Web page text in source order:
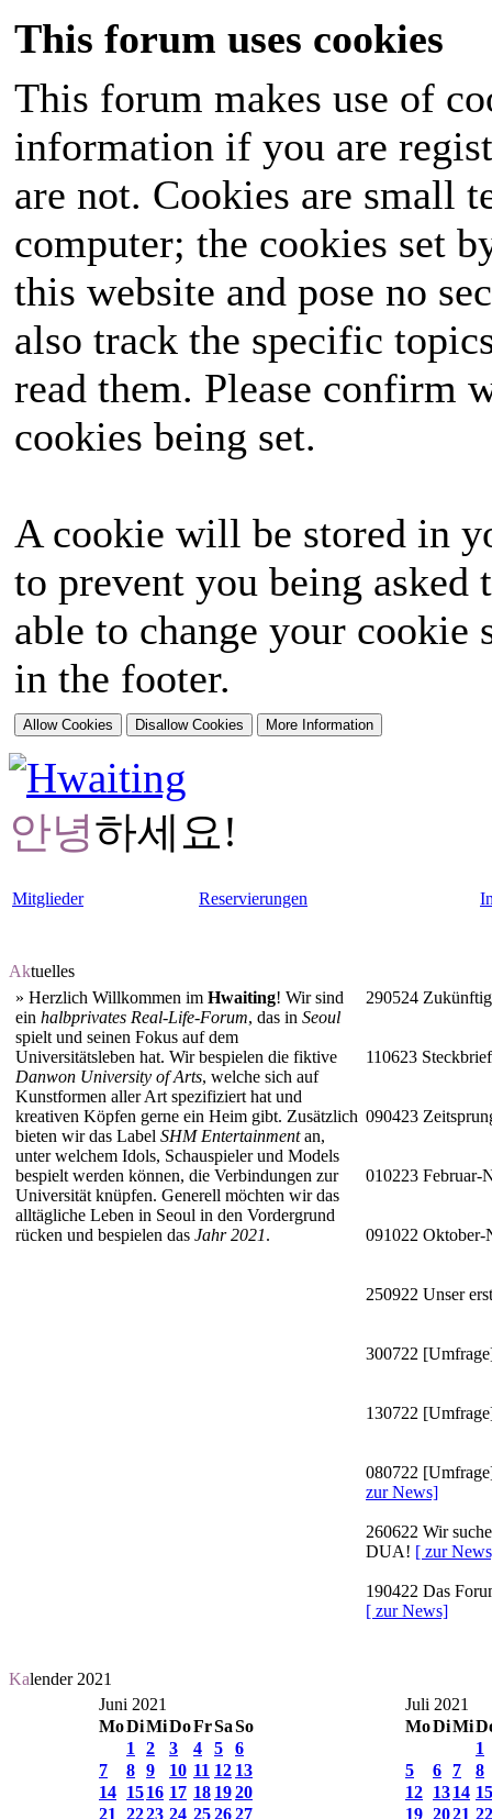
This forum uses cookies
This forum makes use of
information if you are
are not. Cookies are small
computer; the cookies set
this website and pose no
also track the specific
read them. Please confirm
cookies being set.
A cookie will be stored in
to prevent you being
able to change your
in the footer.
안녕하세요!
Mitglieder Reservierungen
Aktuelles
» Herzlich Willkommen im Hwaiting! Wir sind
ein halbprivates Real-Life-Forum, das in Seoul
spielt und seinen Fokus auf dem
Universitätsleben hat. Wir bespielen die fiktive
Danwon University of Arts, welche sich auf
Kunstformen aller Art spezifiziert hat und
kreativen Köpfen gerne ein Heim gibt. Zusätzlich
bieten wir das Label SHM Entertainmentan,
unter welchem Idols, Schauspieler und Models
bespielt werden können, die Verbindungen zur
Universität knüpfen. Generell möchten wir das
alltägliche Leben in Seoul in den Vordergrund
rücken und bespielen das Jahr 2021.
290524
110623
090423
010223 Februar-
091022
250922 Unser
300722
130722
080722
zur News]
260622 Wir
DUA! [ zur
190422 Das
[ zur News]
Kalender 2021
Juni 2021
MoDiMiDoFrSaSo
1
2 3 4 5
6
7
8 9 10 11 12 13
14 1516 17 18 1920
21
2223 24 252627
Juli 2021
MoDiMi
1
5
6 7
8
12 1314 15
19 2021 22